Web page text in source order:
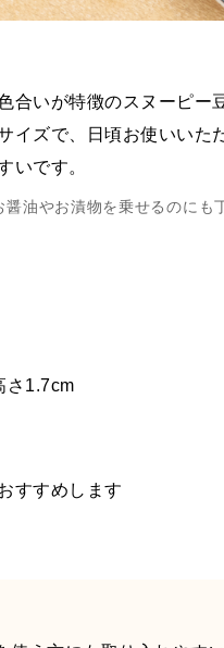
合いが特徴のスヌーピー
イズで、日頃お使いいた
いです。
油やお漬物を乗せるのにも
さ1.7cm
すすめします